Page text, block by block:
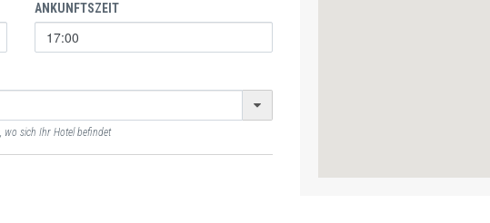
ANKUNFTSZEIT
wo sich Ihr Hotel befindet